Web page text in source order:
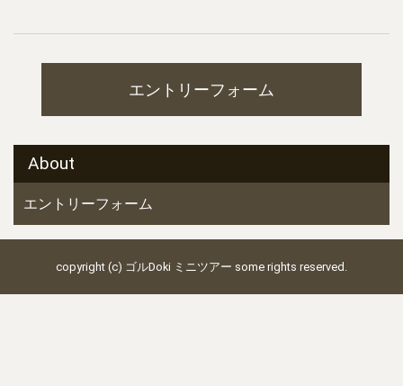
エントリーフォーム
About
エントリーフォーム
copyright (c) ゴルDoki ミニツアー some rights reserved.